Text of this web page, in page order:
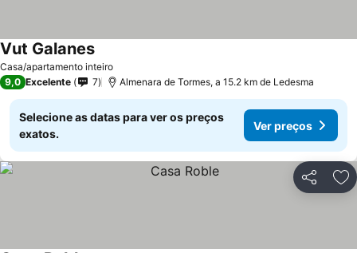
Casa/apartamento inteiro
Vut Galanes
9,0 Excelente 7 Almenara de Tormes, a 15.2 km de Ledesma
Selecione as datas para ver os preços
exatos.
Ver preços
Partilhar